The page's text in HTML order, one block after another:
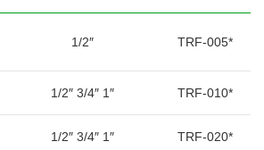
1/2″ TRF-005*
1/2″ 3/4″ 1″ TRF-010*
1/2″ 3/4″ 1″ TRF-020*